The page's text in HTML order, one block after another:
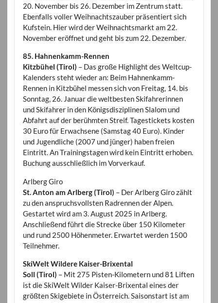
20. November bis 26. Dezember im Zentrum statt.
Ebenfalls voller Weihnachtszauber präsentiert sich
Kufstein. Hier wird der Weihnachtsmarkt am 22.
November eröffnet und geht bis zum 22. Dezember.
85. Hahnenkamm-Rennen
Kitzbühel (Tirol) – Das große Highlight des Weltcup-
Kalenders steht wieder an: Beim Hahnenkamm-
Rennen in Kitzbühel messen sich von Freitag, 14. bis
Sonntag, 26. Januar die weltbesten Skifahrerinnen
und Skifahrer in den Königsdisziplinen Slalom und
Abfahrt auf der berühmten Streif. Tagestickets kosten
30 Euro für Erwachsene (Samstag 40 Euro). Kinder
und Jugendliche (2007 und jünger) haben freien
Eintritt. An Trainingstagen wird kein Eintritt erhoben.
Buchung ausschließlich im Vorverkauf.
Arlberg Giro
St. Anton am Arlberg (Tirol) – Der Arlberg Giro zählt
zu den anspruchsvollsten Radrennen der Alpen.
Gestartet wird am 3. August 2025 in Arlberg.
Anschließend führt die Strecke über 150 Kilometer
und rund 2500 Höhenmeter. Erwartet werden 1500
Teilnehmer.
SkiWelt Wildere Kaiser-Brixental
Soll (Tirol) – Mit 275 Pisten-Kilometern und 81 Liften
ist die SkiWelt Wilder Kaiser-Brixental eines der
größten Skigebiete in Österreich. Saisonstart ist am